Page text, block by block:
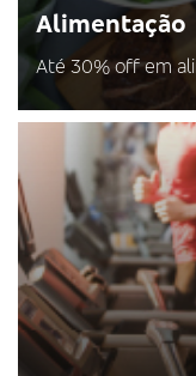
Alimentação
Até 30% off em